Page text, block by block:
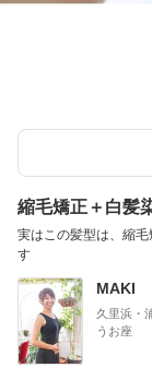
縮毛矯正＋白髪
実はこの髪型は、縮
す
MAKI
久里浜・
うお座